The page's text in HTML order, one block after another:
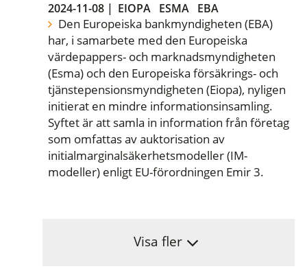
2024-11-08 | EIOPA ESMA EBA
Den Europeiska bankmyndigheten (EBA)
har, i samarbete med den Europeiska
värdepappers- och marknadsmyndigheten
(Esma) och den Europeiska försäkrings- och
tjänstepensionsmyndigheten (Eiopa), nyligen
initierat en mindre informationsinsamling.
Syftet är att samla in information från företag
som omfattas av auktorisation av
initialmarginalsäkerhetsmodeller (IM-
modeller) enligt EU-förordningen Emir 3.
Visa fler